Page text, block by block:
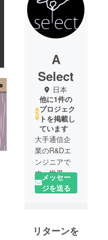
A
Select
日本
他に1件の
プロジェク
トを掲載し
ています
大手通信企
業のR&Dエ
ンジニアで
す。世界中
の新しい技
術と優れた
したり、勉
メッセー
ジを送る
リターンを